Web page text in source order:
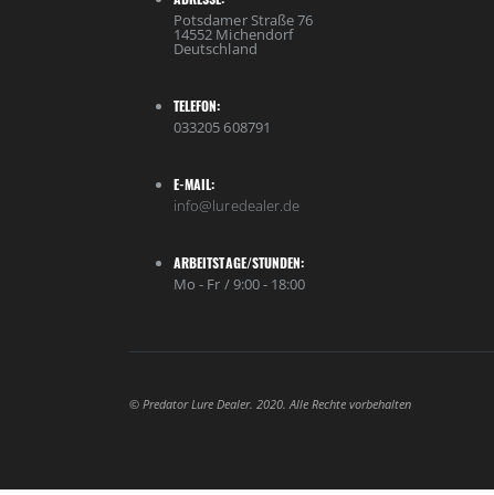
Potsdamer Straße 76
14552 Michendorf
Deutschland
TELEFON:
033205 608791
E-MAIL:
info@luredealer.de
ARBEITSTAGE/STUNDEN:
Mo - Fr / 9:00 - 18:00
© Predator Lure Dealer. 2020. Alle Rechte vorbehalten